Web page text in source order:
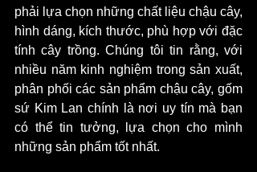
phải lựa chọn những chất liệu chậu cây,
hình dáng, kích thước, phù hợp với đặc
tính cây trồng. Chúng tôi tin rằng, với
nhiều năm kinh nghiệm trong sản xuất,
phân phối các sản phẩm chậu cây, gốm
sứ Kim Lan chính là nơi uy tín mà bạn
có thể tin tưởng, lựa chọn cho mình
những sản phẩm tốt nhất.